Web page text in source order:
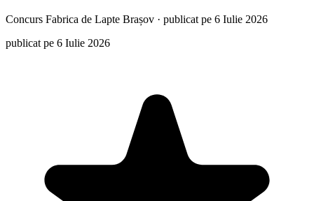
Concurs Fabrica de Lapte Brașov · publicat pe 6 Iulie 2026
publicat pe 6 Iulie 2026